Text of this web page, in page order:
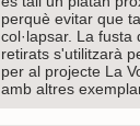
perquè evitar que
col·lapsar. La fusta
retirats s'utilitzarà
per al projecte La
amb altres